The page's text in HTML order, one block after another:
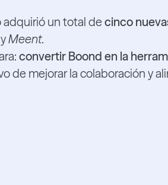
adquirió un total de cinco
Meent.
convertir Boond en la
de mejorar la colaboración y